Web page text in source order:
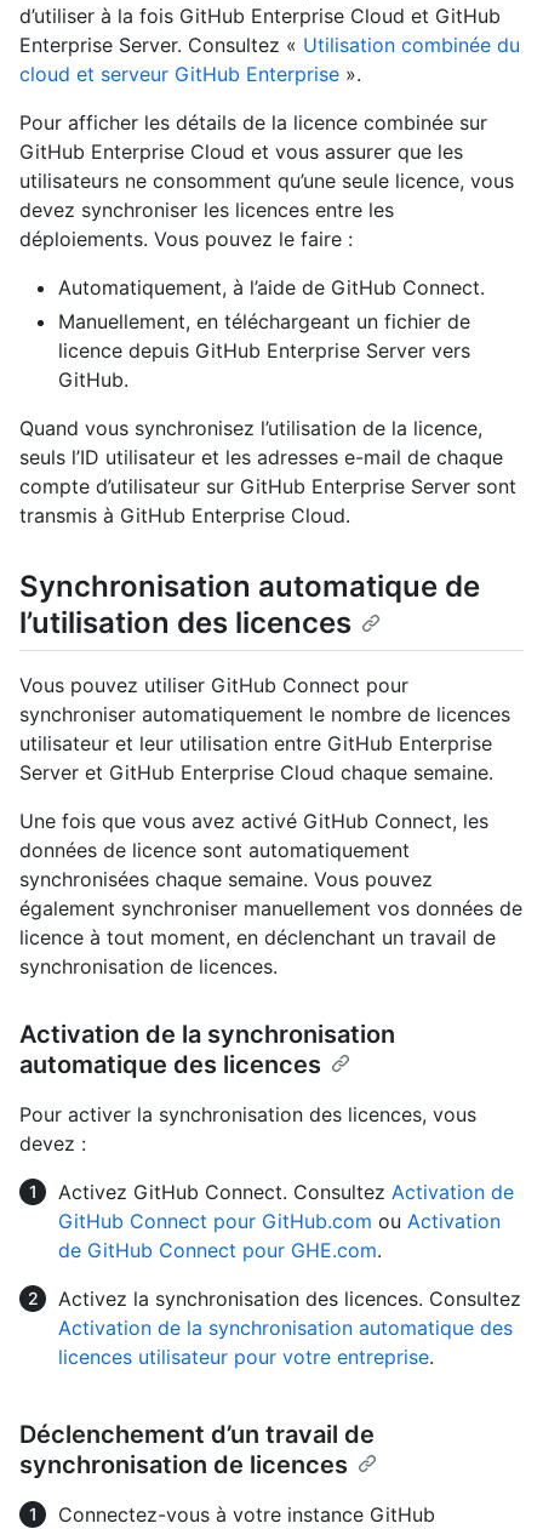
d’utiliser à la fois GitHub Enterprise Cloud et GitHub
Enterprise Server. Consultez « Utilisation combinée du
cloud et serveur GitHub Enterprise ».
Pour afficher les détails de la licence combinée sur
GitHub Enterprise Cloud et vous assurer que les
utilisateurs ne consomment qu’une seule licence, vous
devez synchroniser les licences entre les
déploiements. Vous pouvez le faire :
Automatiquement, à l’aide de GitHub Connect.
Manuellement, en téléchargeant un fichier de
licence depuis GitHub Enterprise Server vers
GitHub.
Quand vous synchronisez l’utilisation de la licence,
seuls l’ID utilisateur et les adresses e-mail de chaque
compte d’utilisateur sur GitHub Enterprise Server sont
transmis à GitHub Enterprise Cloud.
Synchronisation automatique de
l’utilisation des licences
Vous pouvez utiliser GitHub Connect pour
synchroniser automatiquement le nombre de licences
utilisateur et leur utilisation entre GitHub Enterprise
Server et GitHub Enterprise Cloud chaque semaine.
Une fois que vous avez activé GitHub Connect, les
données de licence sont automatiquement
synchronisées chaque semaine. Vous pouvez
également synchroniser manuellement vos données de
licence à tout moment, en déclenchant un travail de
synchronisation de licences.
Activation de la synchronisation
automatique des licences
Pour activer la synchronisation des licences, vous
devez :
Activez GitHub Connect. Consultez Activation de
GitHub Connect pour GitHub.com ou Activation
de GitHub Connect pour GHE.com.
Activez la synchronisation des licences. Consultez
Activation de la synchronisation automatique des
licences utilisateur pour votre entreprise.
Déclenchement d’un travail de
synchronisation de licences
Connectez-vous à votre instance GitHub